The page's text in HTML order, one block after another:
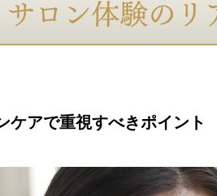
ケアで重視すべきポイント